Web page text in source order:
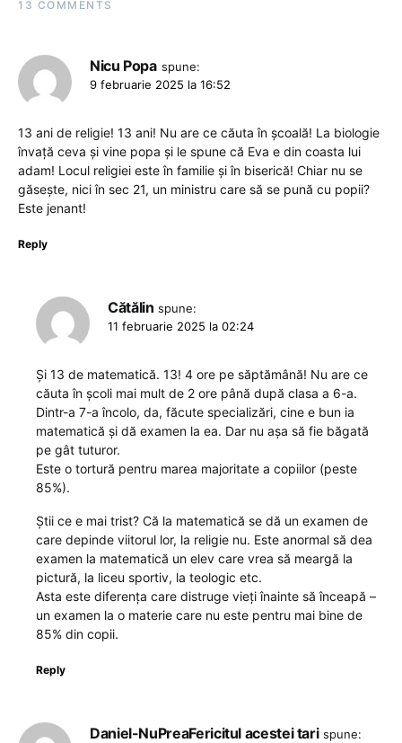
13 COMMENTS
Nicu Popa spune:
9 februarie 2025 la 16:52
13 ani de religie! 13 ani! Nu are ce căuta în școală! La biologie
învață ceva și vine popa și le spune că Eva e din coasta lui
adam! Locul religiei este în familie și în biserică! Chiar nu se
găsește, nici în sec 21, un ministru care să se pună cu popii?
Este jenant!
Reply
Cătălin spune:
11 februarie 2025 la 02:24
Și 13 de matematică. 13! 4 ore pe săptămână! Nu are ce
căuta în școli mai mult de 2 ore până după clasa a 6-a.
Dintr-a 7-a încolo, da, făcute specializări, cine e bun ia
matematică și dă examen la ea. Dar nu așa să fie băgată
pe gât tuturor.
Este o tortură pentru marea majoritate a copiilor (peste
85%).
Știi ce e mai trist? Că la matematică se dă un examen de
care depinde viitorul lor, la religie nu. Este anormal să dea
examen la matematică un elev care vrea să meargă la
pictură, la liceu sportiv, la teologic etc.
Asta este diferența care distruge vieți înainte să înceapă –
un examen la o materie care nu este pentru mai bine de
85% din copii.
Reply
Daniel-NuPreaFericitul acestei tari spune: